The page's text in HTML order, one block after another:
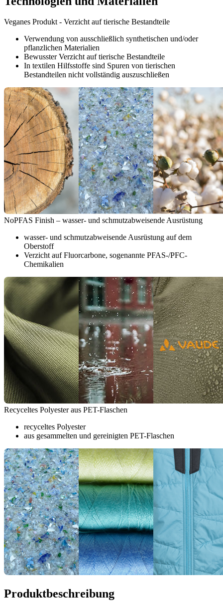
Veganes Produkt - Verzicht auf tierische Bestandteile
Verwendung von ausschließlich synthetischen und/oder
pflanzlichen Materialien
Bewusster Verzicht auf tierische Bestandteile
In textilen Hilfsstoffe sind Spuren von tierischen
Bestandteilen nicht vollständig auszuschließen
NoPFAS Finish – wasser- und schmutzabweisende Ausrüstung
wasser- und schmutzabweisende Ausrüstung auf dem
Oberstoff
Verzicht auf Fluorcarbone, sogenannte PFAS-/PFC-
Chemikalien
Recyceltes Polyester aus PET-Flaschen
recyceltes Polyester
aus gesammelten und gereinigten PET-Flaschen
Produktbeschreibung